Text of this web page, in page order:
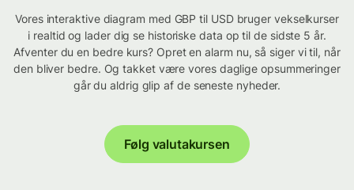
Vores interaktive diagram med GBP til USD bruger vekselkurser
i realtid og lader dig se historiske data op til de sidste 5 år.
Afventer du en bedre kurs? Opret en alarm nu, så siger vi til, når
den bliver bedre. Og takket være vores daglige opsummeringer
går du aldrig glip af de seneste nyheder.
Følg valutakursen